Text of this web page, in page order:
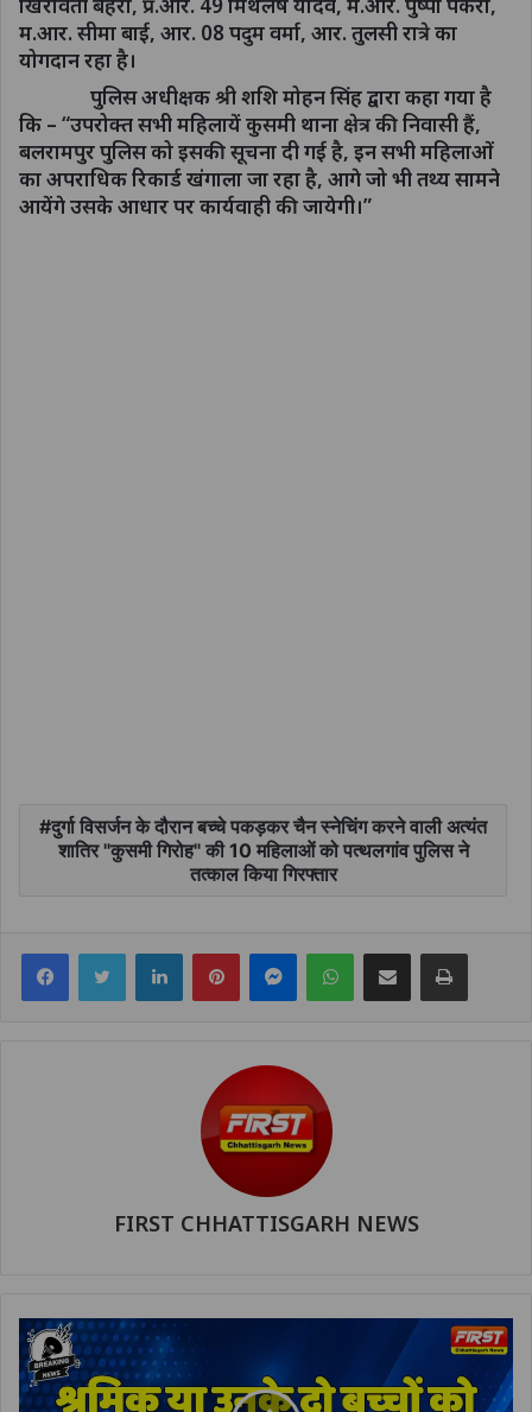
म.आर. सीमा बाई, आर. 08 पदुम वर्मा, आर. तुलसी रात्रे का
योगदान रहा है।
पुलिस अधीक्षक श्री शशि मोहन सिंह द्वारा कहा गया है
कि – “उपरोक्त सभी महिलायें कुसमी थाना क्षेत्र की निवासी हैं,
बलरामपुर पुलिस को इसकी सूचना दी गई है, इन सभी महिलाओं
का अपराधिक रिकार्ड खंगाला जा रहा है, आगे जो भी तथ्य सामने
आयेंगे उसके आधार पर कार्यवाही की जायेगी।”
दुर्गा विसर्जन के दौरान बच्चे पकड़कर चैन स्नेचिंग करने वाली अत्यंत
शातिर "कुसमी गिरोह" की 10 महिलाओं को पत्थलगांव पुलिस ने
तत्काल किया गिरफ्तार
FacebookTwitter LinkedInPinterestMessengerWhatsAppShare via Email Print
FIRST CHHATTISGARH NEWS